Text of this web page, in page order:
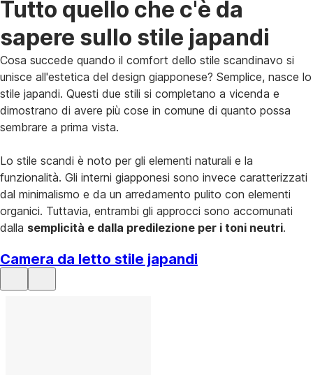
Tutto quello che c'è da
sapere sullo stile japandi
Cosa succede quando il comfort dello stile scandinavo si
unisce all'estetica del design giapponese? Semplice, nasce lo
stile japandi. Questi due stili si completano a vicenda e
dimostrano di avere più cose in comune di quanto possa
sembrare a prima vista.
Lo stile scandi è noto per gli elementi naturali e la
funzionalità. Gli interni giapponesi sono invece caratterizzati
dal minimalismo e da un arredamento pulito con elementi
organici. Tuttavia, entrambi gli approcci sono accomunati
dalla semplicità e dalla predilezione per i toni neutri.
Camera da letto stile japandi